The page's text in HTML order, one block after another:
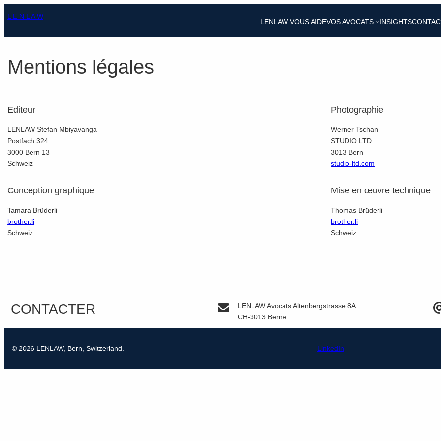
au
L E N L A W
LENLAW VOUS AIDEVOS AVOCATS INSIGHTS
Mentions légales
Editeur
LENLAWStefan Mbiyavanga
Postfach 324
3000 Bern 13
Schweiz
Photographie
Werner Tschan
STUDIO LTD
3013 Bern
studio-ltd.com
Conception graphique
Tamara Brüderli
brother.li
Schweiz
Mise en œuvre technique
Thomas Brüderli
brother.li
Schweiz
CONTACTER LENLAWAvocats Altenbergstrasse 8A
CH-3013 Berne
© 2026 LENLAW, Bern, Switzerland. LinkedIn